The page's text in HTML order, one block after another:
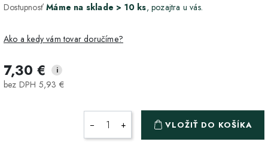
DostupnosťMáme na sklade > 10 ks, pozajtra u vás.
Ako a kedy vám tovar doručíme?
DPD Home - doručenie
na adresu
Rýchle a spoľahlivé
doručenie.
7,30 € i
bez DPH 5,93 €
− + VLOŽIŤ DO KOŠÍKA